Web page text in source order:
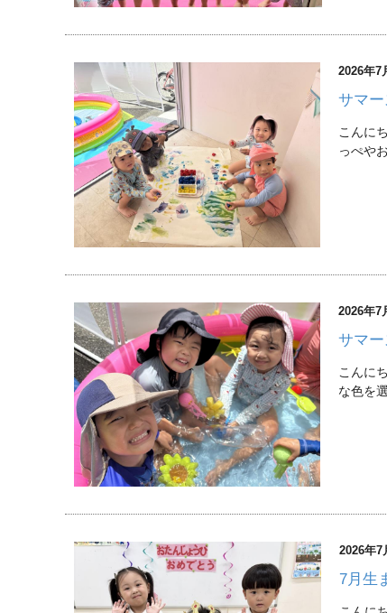
2026年7
サマ
こんに
っぺや
2026年7
サマ
こんに
な色を
2026年7
7月生